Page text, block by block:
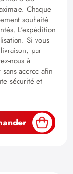
Chaque
souhaité
L'expédition
Si vous
par
nous à
accroc afin
sécurité et